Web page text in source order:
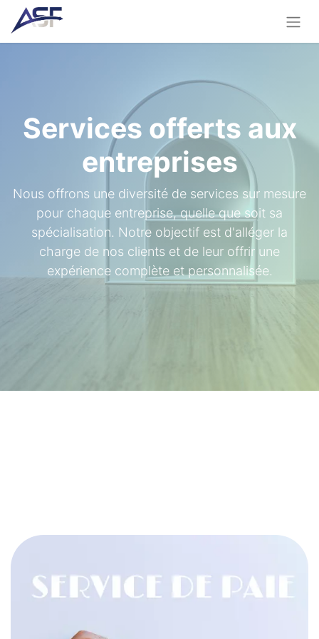
Services offerts aux
entreprises
Nous offrons une diversité de services sur mesure
pour chaque entreprise, quelle que soit sa
spécialisation. Notre objectif est d'alléger la
charge de nos clients et de leur offrir une
expérience complète et personnalisée.